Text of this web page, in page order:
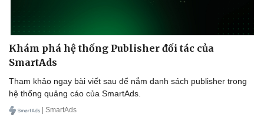
Khám phá hệ thống Publisher đối tác của
SmartAds
Tham khảo ngay bài viết sau để nắm danh sách publisher trong
hệ thống quảng cáo của SmartAds.
| SmartAds